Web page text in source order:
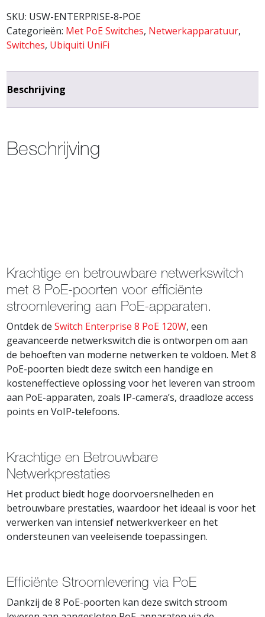
SKU: USW-ENTERPRISE-8-POE
Categorieën: Met PoE Switches, Netwerkapparatuur,
Switches, Ubiquiti UniFi
Beschrijving
Beschrijving
Krachtige en betrouwbare netwerkswitch
met 8 PoE-poorten voor efficiënte
stroomlevering aan PoE-apparaten.
Ontdek deSwitch Enterprise 8 PoE 120W, een
geavanceerde netwerkswitch die is ontworpen om aan
de behoeften van moderne netwerken te voldoen. Met 8
PoE-poorten biedt deze switch een handige en
kosteneffectieve oplossing voor het leveren van stroom
aan PoE-apparaten, zoals IP-camera’s, draadloze access
points en VoIP-telefoons.
Krachtige en Betrouwbare
Netwerkprestaties
Het product biedt hoge doorvoersnelheden en
betrouwbare prestaties, waardoor het ideaal is voor het
verwerken van intensief netwerkverkeer en het
ondersteunen van veeleisende toepassingen.
Efficiënte Stroomlevering via PoE
Dankzij de 8 PoE-poorten kan deze switch stroom